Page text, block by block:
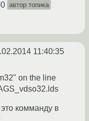
автор топика
11:40:35
on the line
это комманду в